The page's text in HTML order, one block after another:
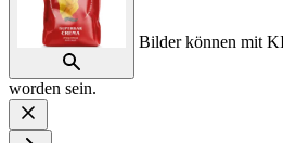
Bilder können mit
worden sein.